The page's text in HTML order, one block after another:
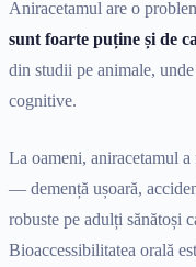
Aniracetamul are o
sunt foarte puține și de
din studii pe animale,
cognitive.
La oameni, aniracetamul
— demență ușoară,
robuste pe adulți sănătoși
Bioaccessibilitatea orală